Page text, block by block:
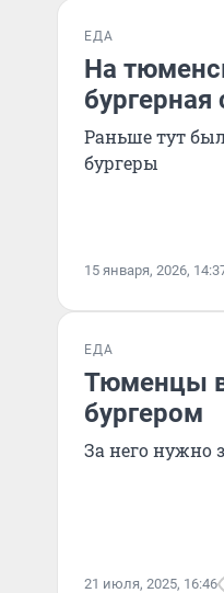
ЕДА
На
Раньше тут
бургеры
15 января, 2026,
ЕДА
Тюменцы
бургером
За него нужно
21 июля, 2025, 16:46